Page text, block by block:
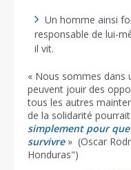
Un homme ainsi
responsable de lui-
il vit.
« Nous sommes dans
peuvent jouir des
tous les autres
de la solidarité
simplement pour
survivre» (Oscar
Honduras")